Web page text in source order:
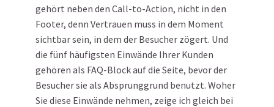
gehört neben den Call-to-Action, nicht in den
Footer, denn Vertrauen muss in dem Moment
sichtbar sein, in dem der Besucher zögert. Und
die fünf häufigsten Einwände Ihrer Kunden
gehören als FAQ-Block auf die Seite, bevor der
Besucher sie als Absprunggrund benutzt. Woher
Sie diese Einwände nehmen, zeige ich gleich bei